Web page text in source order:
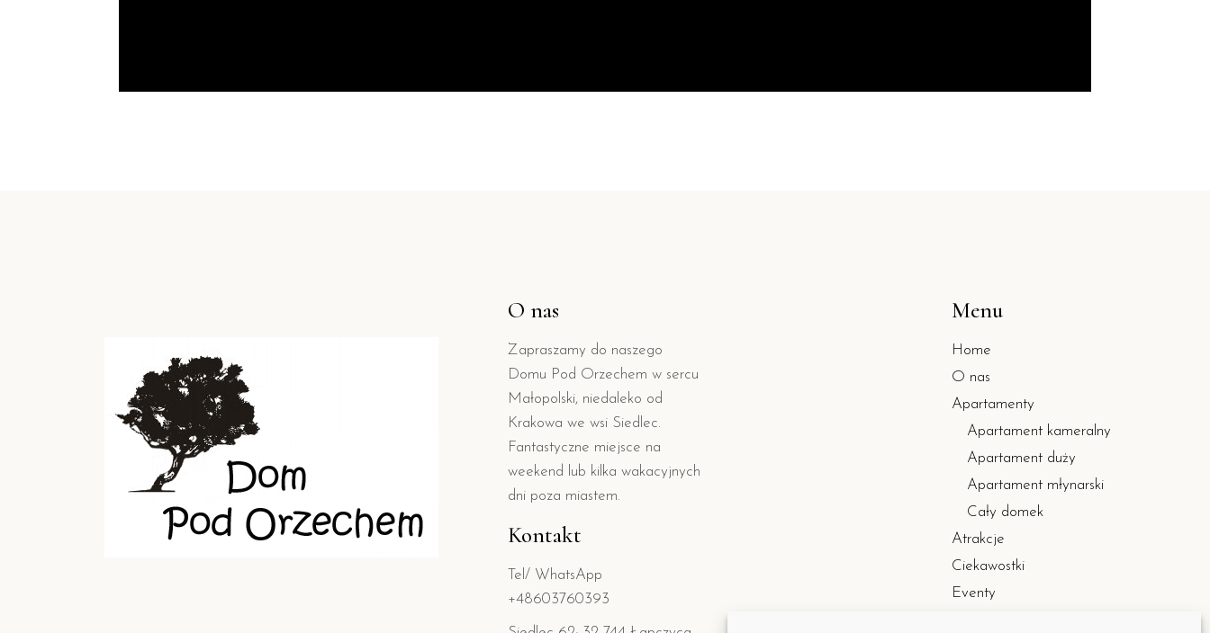
O nas
Zapraszamy do naszego
Domu Pod Orzechem w sercu
Małopolski, niedaleko od
Krakowa we wsi Siedlec.
Fantastyczne miejsce na
weekend lub kilka wakacyjnych
dni poza miastem.
Kontakt
Tel/ WhatsApp
+48603760393
Menu
Home
O nas
Apartamenty
Apartament kameralny
Apartament duży
Apartament młynarski
Cały domek
Atrakcje
Ciekawostki
Eventy